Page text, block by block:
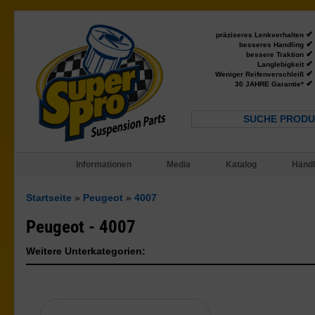
präziseres Lenkverhalten ✔
besseres Handling ✔
bessere Traktion ✔
Langlebigkeit ✔
Weniger Reifenverschleiß ✔
30 JAHRE Garantie* ✔
SUCHE
Informationen Media Katalog
Startseite » Peugeot » 4007
Peugeot - 4007
Weitere Unterkategorien: